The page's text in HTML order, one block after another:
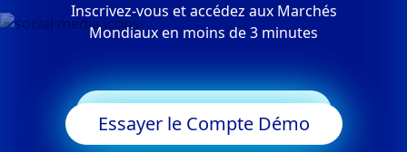
Inscrivez-vous et accédez aux Marchés
Mondiaux en moins de 3 minutes
Commencer à Trader
Essayer le Compte Démo